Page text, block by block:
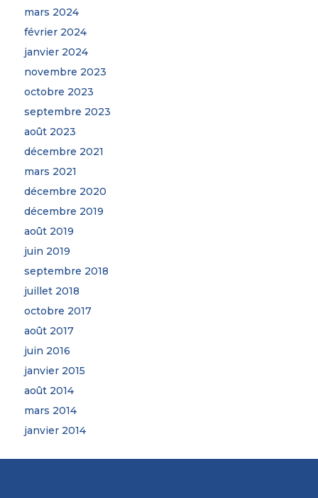
mars 2024
février 2024
janvier 2024
novembre 2023
octobre 2023
septembre 2023
août 2023
décembre 2021
mars 2021
décembre 2020
décembre 2019
août 2019
juin 2019
septembre 2018
juillet 2018
octobre 2017
août 2017
juin 2016
janvier 2015
août 2014
mars 2014
janvier 2014